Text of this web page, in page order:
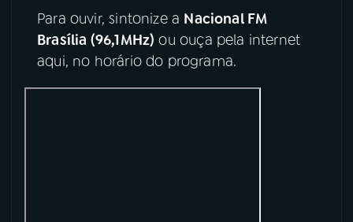
07ÚLTIMAS
Para ouvir, sintonize a Nacional FM
Brasília (96,1MHz) ou ouça pela internet
aqui, no horário do programa.